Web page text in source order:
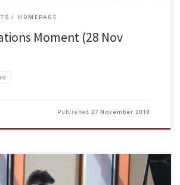
HOMEPAGE
Moment (28 Nov
Published 27 November 2018